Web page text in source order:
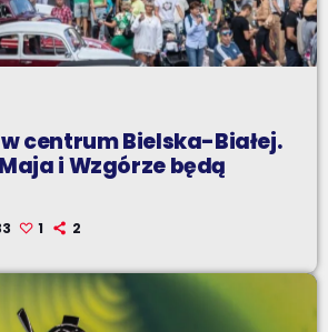
centrum Bielska-Białej.
i Wzgórze będą
1 2